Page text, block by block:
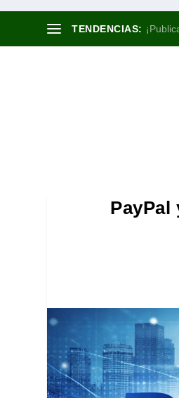
TENDENCIAS: